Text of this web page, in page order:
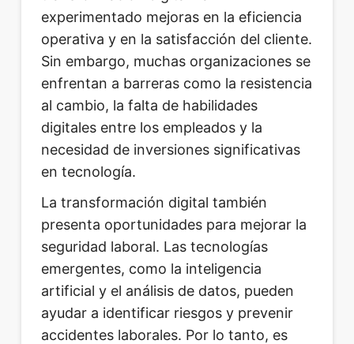
experimentado mejoras en la eficiencia
operativa y en la satisfacción del cliente.
Sin embargo, muchas organizaciones se
enfrentan a barreras como la resistencia
al cambio, la falta de habilidades
digitales entre los empleados y la
necesidad de inversiones significativas
en tecnología.
La transformación digital también
presenta oportunidades para mejorar la
seguridad laboral. Las tecnologías
emergentes, como la inteligencia
artificial y el análisis de datos, pueden
ayudar a identificar riesgos y prevenir
accidentes laborales. Por lo tanto, es